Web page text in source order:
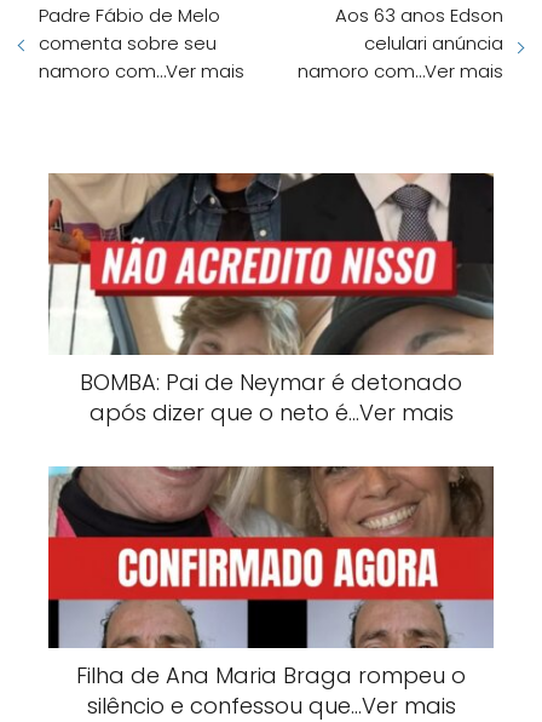
Padre Fábio de Melo
comenta sobre seu
namoro com…Ver mais
Aos 63 anos Edson
celulari anúncia
namoro com…Ver mais
BOMBA: Pai de Neymar é detonado
após dizer que o neto é…Ver mais
Filha de Ana Maria Braga rompeu o
silêncio e confessou que…Ver mais